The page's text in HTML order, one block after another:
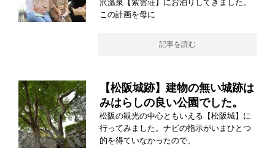
沢温泉【紫雲荘】にお泊りしてきました。
この計画を母に
記事を読む
【松阪城跡】建物の無い城跡は
みはらしの良い公園でした。
松阪の観光の中心ともいえる【松阪城】に
行ってみました。ナビの指示がいまひとつ
的を得ていなかったので、